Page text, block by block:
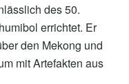
des 50.
errichtet. Er
den Mekong und
mit Artefakten aus